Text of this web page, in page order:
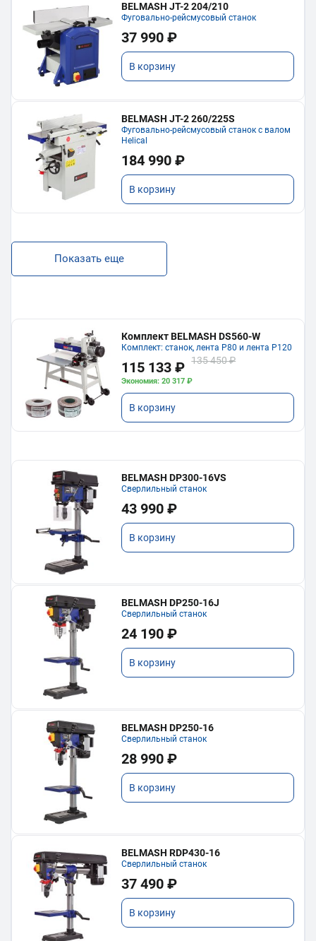
BELMASH JT-2 204/210
Фуговально-рейсмусовый станок
37 990 ₽
В корзину
BELMASH JT-2 260/225S
Фуговально-рейсмусовый станок с валом
Helical
184 990 ₽
В корзину
Показать еще
Комплект BELMASH DS560-W
Комплект: станок, лента P80 и лента P120
115 133 ₽ 135 450 ₽
Экономия: 20 317 ₽
В корзину
BELMASH DP300-16VS
Сверлильный станок
43 990 ₽
В корзину
BELMASH DP250-16J
Сверлильный станок
24 190 ₽
В корзину
BELMASH DP250-16
Сверлильный станок
28 990 ₽
В корзину
BELMASH RDP430-16
Сверлильный станок
37 490 ₽
В корзину